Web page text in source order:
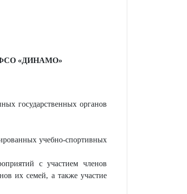
«ДИНАМО»
государственных органов
учебно-спортивных
с участием членов
их семей, а также участие